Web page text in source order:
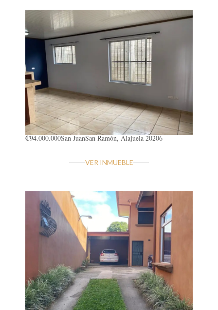
₡94.000.000San JuanSan Ramón, Alajuela 20206
VER INMUEBLE